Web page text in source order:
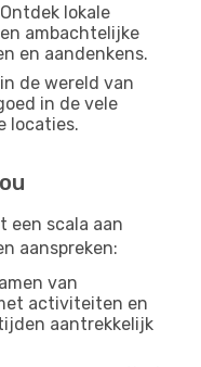
Ontdek lokale
ambachtelijke
en aandenkens.
de wereld van
in de vele
locaties.
een scala aan
aanspreken:
van
activiteiten en
aantrekkelijk